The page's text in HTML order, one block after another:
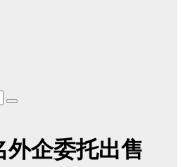
外企委托出售